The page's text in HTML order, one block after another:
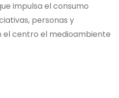
impulsa el consumo
personas y
el centro el medioambiente